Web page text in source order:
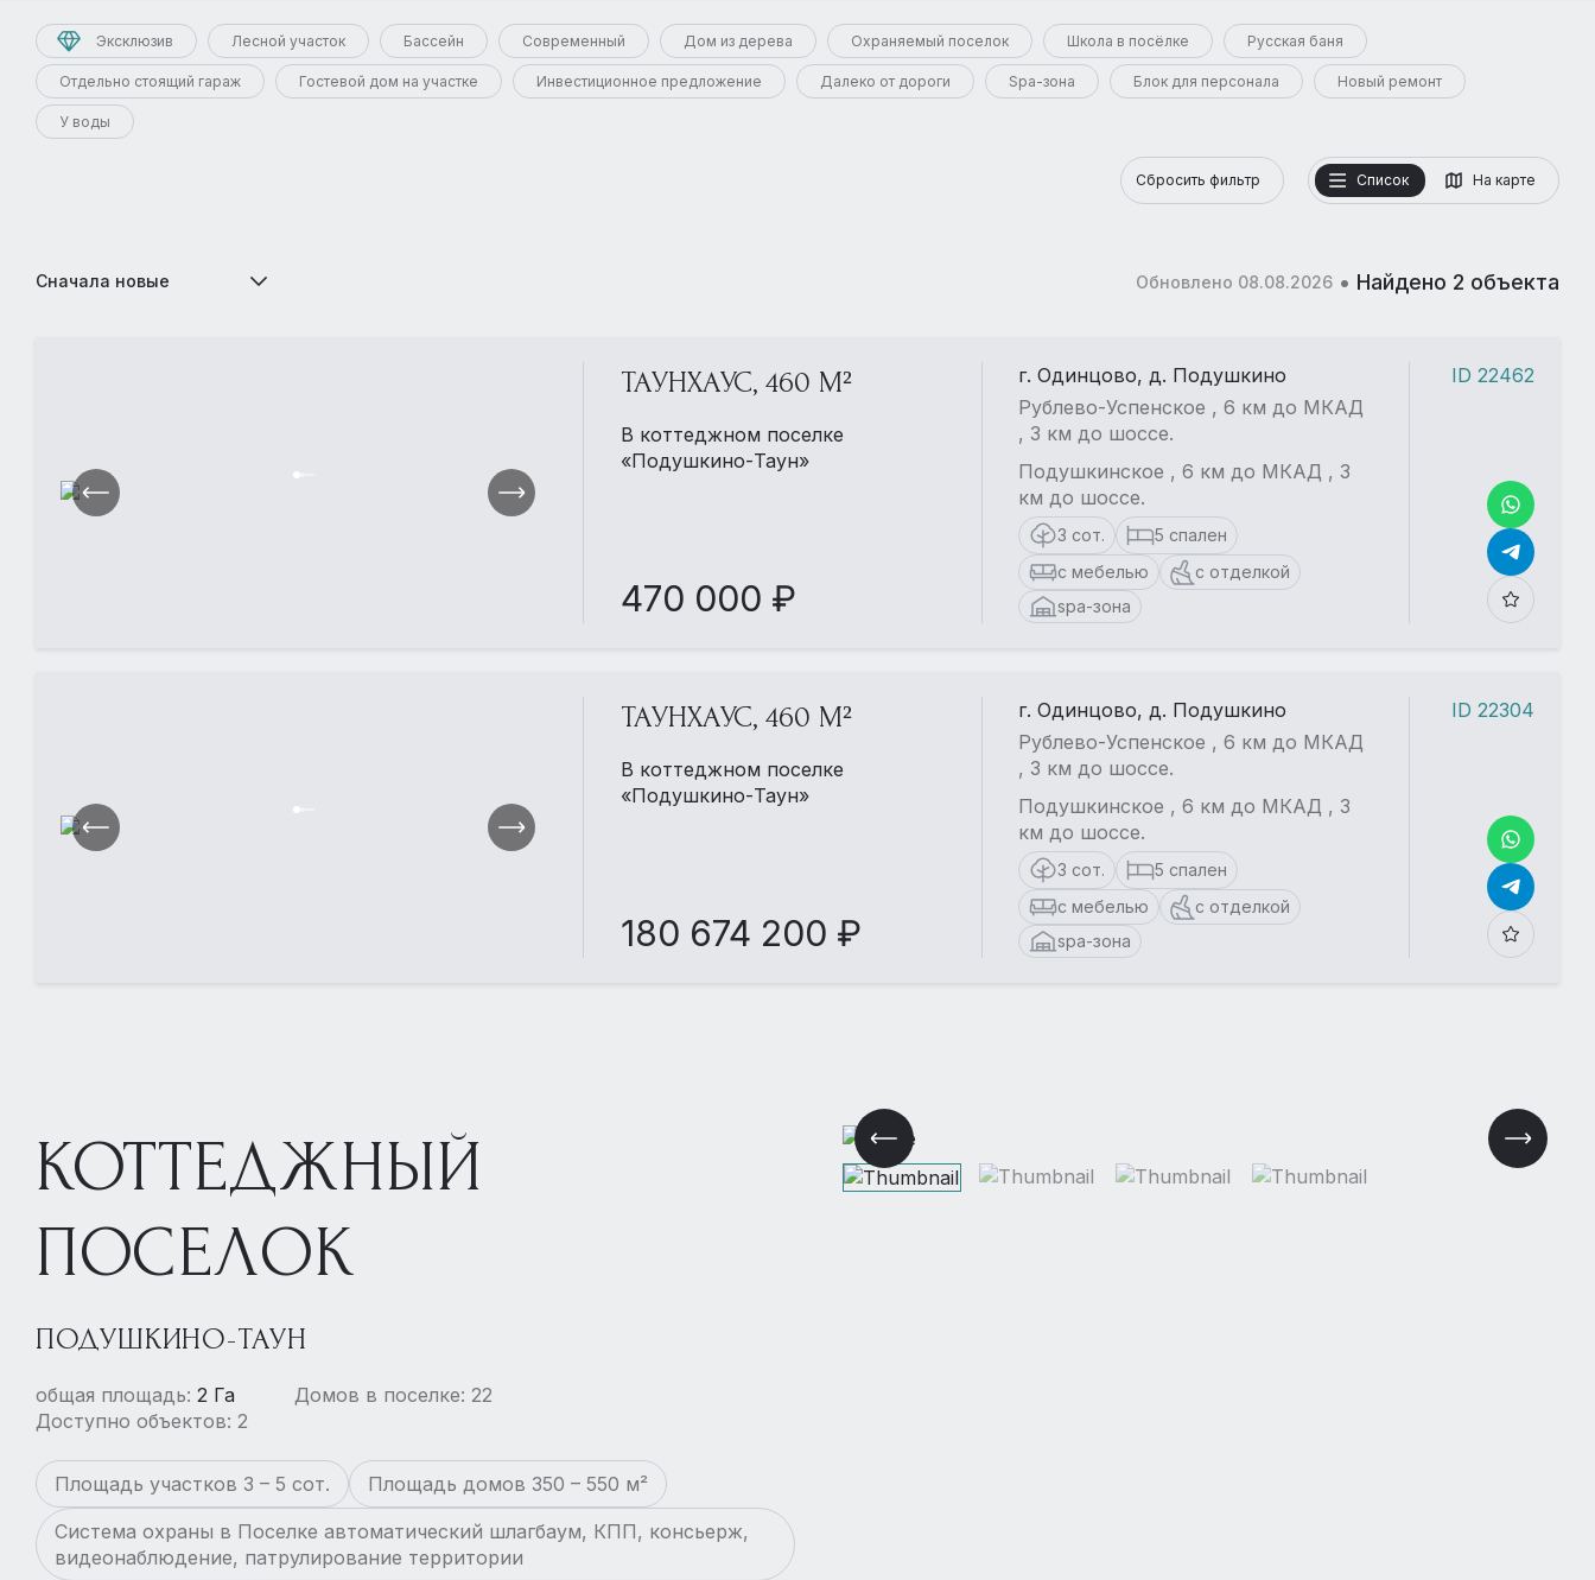
Эксклюзив Лесной участок Бассейн Современный Дом из дерева Охраняемый поселок Школа в посёлке Русская баня
Отдельно стоящий гараж Гостевой дом на участке Инвестиционное предложение Далеко от дороги Spa-зона Блок для персонала Новый ремонт
У воды
Список На карте
Сбросить фильтр
Сначала новые Обновлено 08.08.2026 • Найдено 2 объекта
ТАУНХАУС, 460 М²
В коттеджном поселке
«Подушкино-Таун»
470 000 ₽
г. Одинцово, д. Подушкино
Рублево-Успенское , 6 км до МКАД
, 3 км до шоссе.
Подушкинское , 6 км до МКАД , 3
км до шоссе.
3 сот.
5 спален
с мебелью
с отделкой
spa-зона
ID 22462
ТАУНХАУС, 460 М²
В коттеджном поселке
«Подушкино-Таун»
180 674 200 ₽
г. Одинцово, д. Подушкино
Рублево-Успенское , 6 км до МКАД
, 3 км до шоссе.
Подушкинское , 6 км до МКАД , 3
км до шоссе.
3 сот.
5 спален
с мебелью
с отделкой
spa-зона
ID 22304
КОТТЕДЖНЫЙ
ПОСЕЛОК
ПОДУШКИНО-ТАУН
общая площадь: 2 Га
Домов в поселке: 22
Доступно объектов: 2
Площадь участков 3 – 5 сот.
Площадь домов 350 – 550 м²
Система охраны в Поселке автоматический шлагбаум, КПП, консьерж,
видеонаблюдение, патрулирование территории